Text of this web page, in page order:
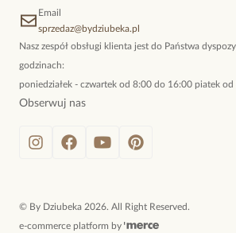
Email
sprzedaz@bydziubeka.pl
Nasz zespół obsługi klienta jest do Państwa
godzinach:
poniedziałek - czwartek od 8:00 do 16:00 piatek
Obserwuj nas
© By Dziubeka 2026. All Right Reserved.
e-commerce platform by